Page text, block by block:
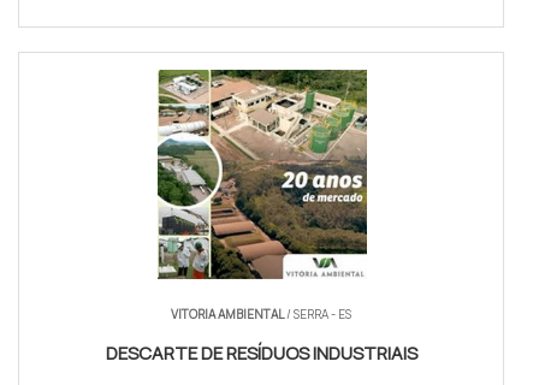
VITORIA AMBIENTAL/ SERRA - ES
DESCARTE DE RESÍDUOS INDUSTRIAIS